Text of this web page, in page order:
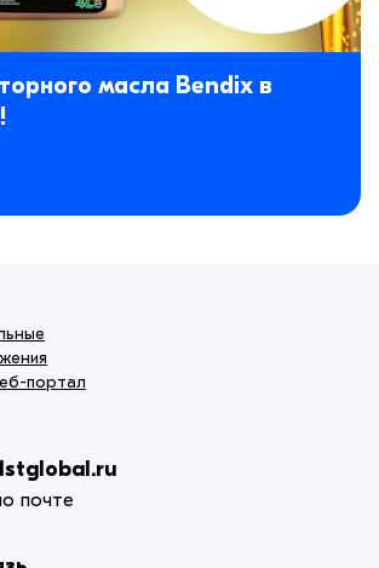
масла Bendix в
портал
почте